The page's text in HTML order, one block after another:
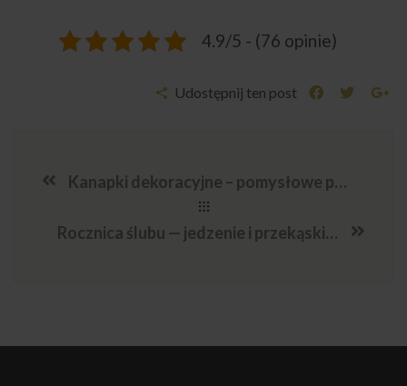
4.9/5 - (76 opinie)
Udostępnij ten post
Kanapki dekoracyjne – pomysłowe przekąski na każdą okazj
Rocznica ślubu — jedzenie i przekąski, które podkreślą romantyczny wieczór